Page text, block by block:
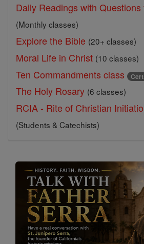
Daily Readings with
(Monthly classes)
Explore the Bible (20+ classes)
Moral Life in Christ (10 classes)
Ten Commandments class
The Holy Rosary (6 classes)
RCIA - Rite of Christian
(Students & Catechists)